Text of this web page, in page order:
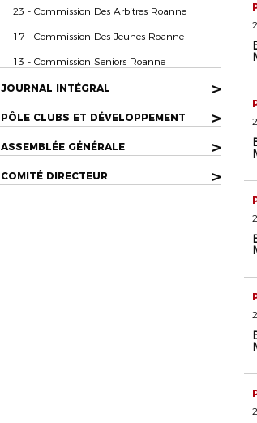
23 - Commission Des Arbitres Roanne
17 - Commission Des Jeunes Roanne
13 - Commission Seniors Roanne
JOURNAL INTÉGRAL >
PÔLE CLUBS ET DÉVELOPPEMENT >
ASSEMBLÉE GÉNÉRALE >
COMITÉ DIRECTEUR >